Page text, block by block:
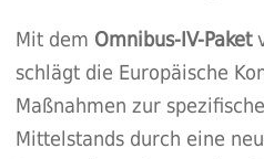
Mit dem Omnibus-IV-Paket
schlägt die Europäische
Maßnahmen zur
Mittelstands durch eine